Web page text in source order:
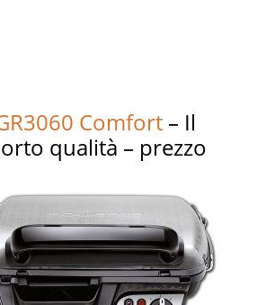
Comfort – Il
qualità – prezzo